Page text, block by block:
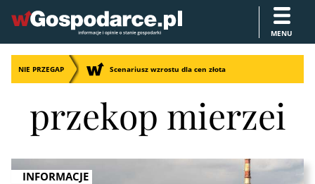
MENU
NIE PRZEGAP Scenariusz wzrostu dla cen złota
przekop mierzei
INFORMACJE